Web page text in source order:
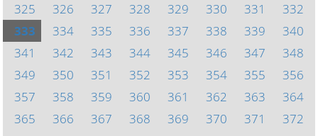
325
326 327 328 329 330 331
332
333
334 335 336 337 338 339
340
341
342 343 344 345 346 347
348
349
350 351 352 353 354 355
356
357
358 359 360 361 362 363
364
365
366 367 368 369 370 371
372